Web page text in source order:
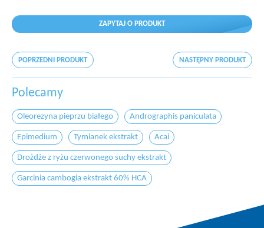
ZAPYTAJ O PRODUKT
POPRZEDNI PRODUKT NASTĘPNY PRODUKT
Polecamy
Oleorezyna pieprzu białego Andrographis paniculata
Epimedium Tymianek ekstrakt Acai
Drożdże z ryżu czerwonego suchy ekstrakt
Garcinia cambogia ekstrakt 60% HCA